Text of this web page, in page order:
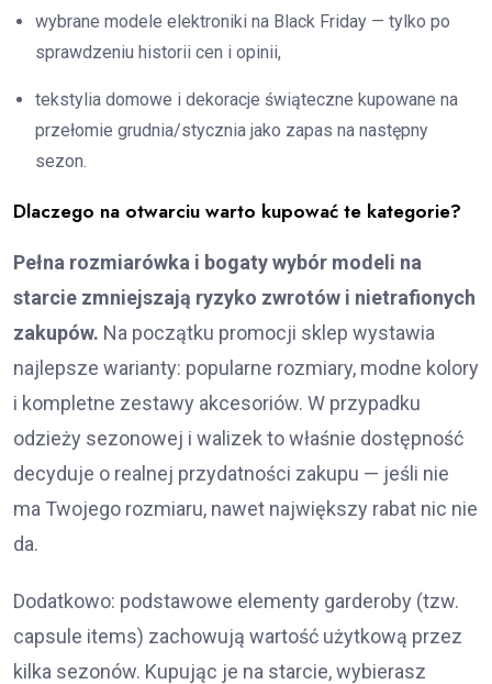
wybrane modele elektroniki na Black Friday — tylko po
sprawdzeniu historii cen i opinii,
tekstylia domowe i dekoracje świąteczne kupowane na
przełomie grudnia/stycznia jako zapas na następny
sezon.
Dlaczego na otwarciu warto kupować te kategorie?
Pełna rozmiarówka i bogaty wybór modeli na
starcie zmniejszają ryzyko zwrotów i nietrafionych
zakupów. Na początku promocji sklep wystawia
najlepsze warianty: popularne rozmiary, modne kolory
i kompletne zestawy akcesoriów. W przypadku
odzieży sezonowej i walizek to właśnie dostępność
decyduje o realnej przydatności zakupu — jeśli nie
ma Twojego rozmiaru, nawet największy rabat nic nie
da.
Dodatkowo: podstawowe elementy garderoby (tzw.
capsule items) zachowują wartość użytkową przez
kilka sezonów. Kupując je na starcie, wybierasz